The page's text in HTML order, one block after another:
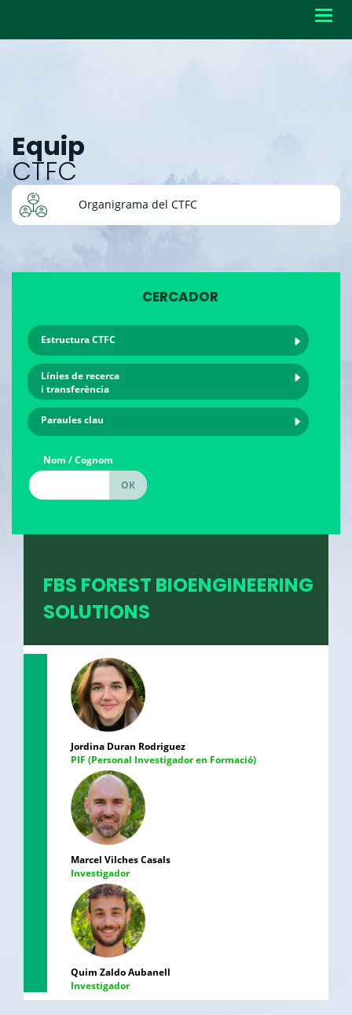
Equip
CTFC
Organigrama del CTFC
CERCADOR
Estructura CTFC
Línies de recerca
i transferència
Paraules clau
Nom / Cognom
FBS FOREST BIOENGINEERING
SOLUTIONS
Jordina Duran Rodriguez
PIF (Personal Investigador en Formació)
Marcel Vilches Casals
Investigador
Quim Zaldo Aubanell
Investigador